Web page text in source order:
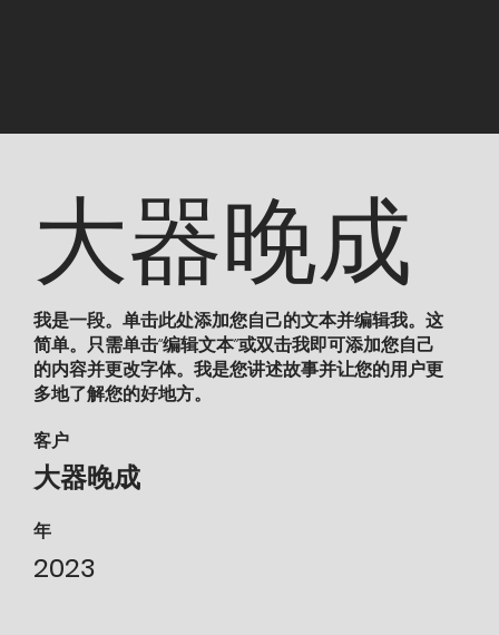
大器晚成
我是一段。单击此处添加您自己的文本并编辑我。这
简单。只需单击“编辑文本”或双击我即可添加您自己
的内容并更改字体。我是您讲述故事并让您的用户更
多地了解您的好地方。
客户
大器晚成
年
2023